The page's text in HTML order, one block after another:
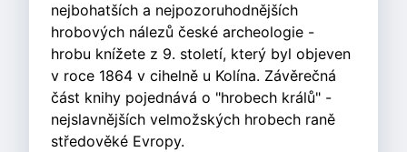
nejbohatších a nejpozoruhodnějších
hrobových nálezů české archeologie -
hrobu knížete z 9. století, který byl objeven
v roce 1864 v cihelně u Kolína. Závěrečná
část knihy pojednává o "hrobech králů" -
nejslavnějších velmožských hrobech raně
středověké Evropy.